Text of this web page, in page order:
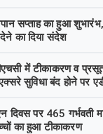
सप्ताह का हुआ
देने का दिया संदेश
में टीकाकरण व
सुविधा बंद होने पर
दिवस पर 465 गर्भवती
का हुआ टीकाकरण